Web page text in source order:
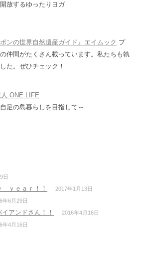
放するゆったりヨガ
ポンの世界自然遺産ガイド』エイムック プ
仲間がたくさん載っています。私たちも執
た。ぜひチェック！
人 ONE LIFE
足の島暮らしを目指して～
日
ｅａｒ！！ 2017年1月13日
年6月29日
アンドさん！！ 2016年4月16日
年4月16日